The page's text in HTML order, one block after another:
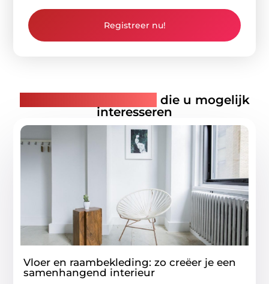
Registreer nu!
die u mogelijk
interesseren
Vloer en raambekleding: zo creëer je een
samenhangend interieur